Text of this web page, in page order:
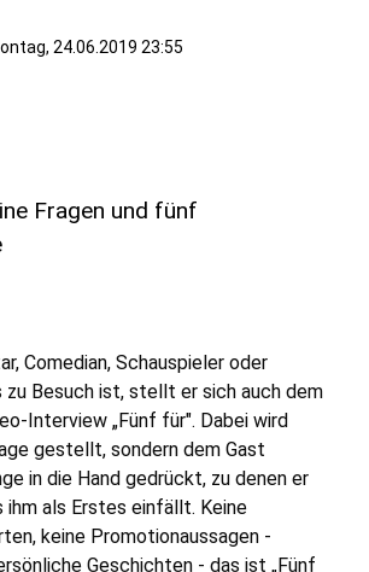
24.06.2019 23:55
Fragen und fünf
Comedian, Schauspieler oder
zu Besuch ist, stellt er sich auch dem
Interview „Fünf für". Dabei wird
gestellt, sondern dem Gast
in die Hand gedrückt, zu denen er
ihm als Erstes einfällt. Keine
keine Promotionaussagen -
Geschichten - das ist „Fünf